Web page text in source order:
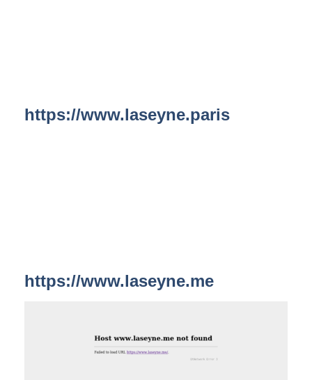
https://www.laseyne.paris
https://www.laseyne.me